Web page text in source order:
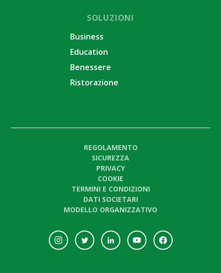
SOLUZIONI
Business
Education
Benessere
Ristorazione
REGOLAMENTO
SICUREZZA
PRIVACY
COOKIE
TERMINI E CONDIZIONI
DATI SOCIETARI
MODELLO ORGANIZZATIVO